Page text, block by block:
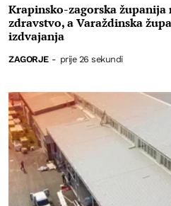
Krapinsko-zagorska
zdravstvo, a Varaždinska
izdvajanja
ZAGORJE - prije 26 sekundi